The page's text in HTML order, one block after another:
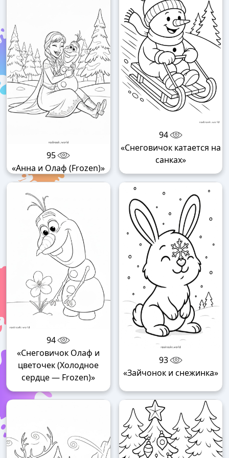
95
«Анна и Олаф (Frozen)»
94
«Снеговичок катается на
санках»
94
«Снеговичок Олаф и
цветочек (Холодное
сердце — Frozen)»
93
«Зайчонок и снежинка»